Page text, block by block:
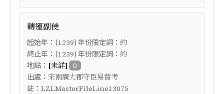
轉運副使
起始年：(1239) 年份限定詞： 約
終止年：(1239) 年份限定詞： 約
地點： [未詳] 0
出處： 宋兩廣大郡守臣易替考
註： LZLMasterFileLine13075